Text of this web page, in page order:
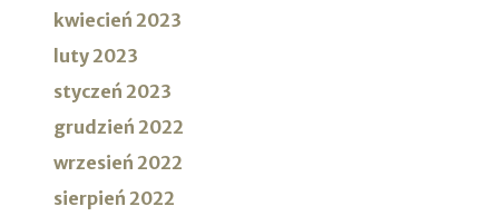
kwiecień 2023
luty 2023
styczeń 2023
grudzień 2022
wrzesień 2022
sierpień 2022